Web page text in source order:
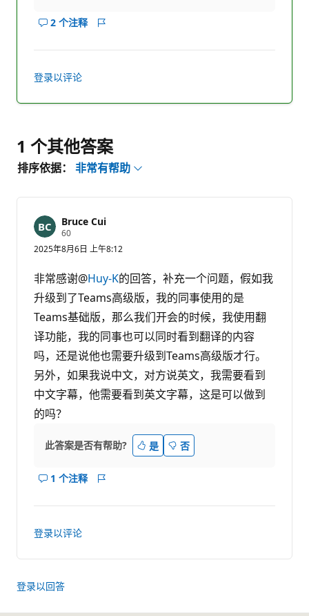
2 个注释
显
答
案
的
报
登录以评论
1 个其他答案
排序依据： 非常有帮助
Bruce Cui
60信
誉
分
2025年8月6日 上午8:12
非常感谢@Huy-K的回答，补充一个问题，假如我
升级到了Teams高级版，我的同事使用的是
Teams基础版，那么我们开会的时候，我使用翻
译功能，我的同事也可以同时看到翻译的内容
吗，还是说他也需要升级到Teams高级版才行。
另外，如果我说中文，对方说英文，我需要看到
中文字幕，他需要看到英文字幕，这是可以做到
的吗？
此答案是否有帮助? 是 否
1 个注释
显
答
案
的
释
报
登录以评论
登录以回答